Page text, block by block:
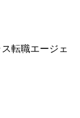
転職エージェ